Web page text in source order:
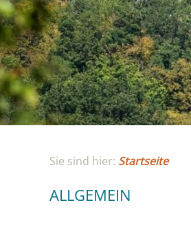
Sie sind hier: Startseite
ALLGEMEIN